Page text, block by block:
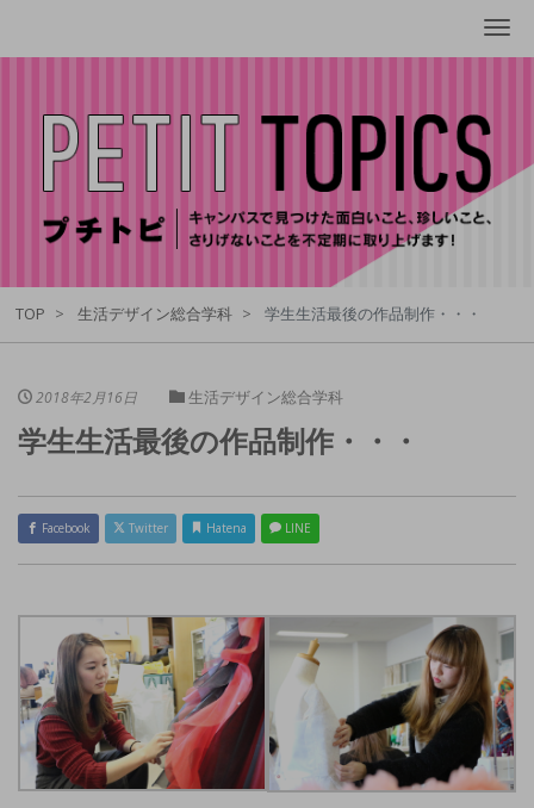
TOP 生活デザイン総合学科 学生生活最後の作品制作・・・
2018年2月16日 生活デザイン総合学科
学生生活最後の作品制作・・・
Facebook Twitter Hatena LINE